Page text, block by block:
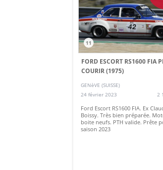
11
FORD ESCORT RS1600 FIA
COURIR (1975)
GENèVE (SUISSE)
24 février 2023
2
Ford Escort RS1600 FIA. Ex
Boissy. Très bien préparée.
boite neufs. PTH valide. Prête
saison 2023